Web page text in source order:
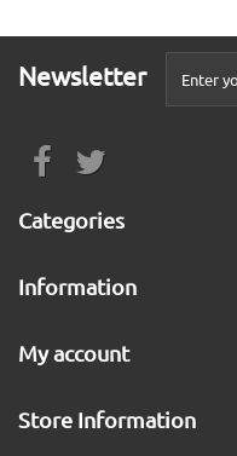
Newsletter
Categories
Information
My account
Store Information